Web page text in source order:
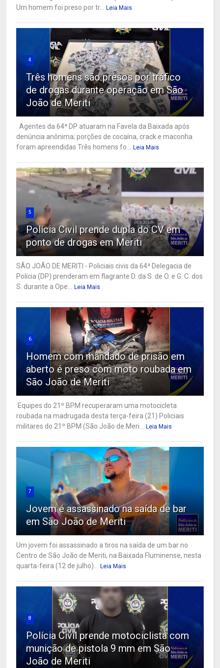
Um homem foi preso por tr... Leia Mais
4
Três homens são presos por tráfico
de drogas durante operação em São
João de Meriti
Agentes da 64ª DP atuaram na Favela da Baixada após
denúncia anônima; porções de cocaína, crack e maconha
foram apreendidas Três homens fo... Leia Mais
5
Polícia Civil prende dupla do CV em
ponto de drogas em Meriti
SÃO JOÃO DE MERITI - Policiais civis da 64ª Delegacia de
Polícia (DP) prenderam em flagrante D. da S. de O. e G. C. dos
S. durante a Ope... Leia Mais
6
Homem com mandado de prisão em
aberto é preso com moto roubada em
São João de Meriti
Equipes do 21º BPM recuperaram uma motocicleta
roubada na madrugada desta terça-feira (21) Policiais
militares do 21º BPM (São João de Meri... Leia Mais
7
Jovem é assassinado na saída de bar
em São João de Meriti
Um jovem foi assassinado a tiros na saída de um bar no
Centro de São João de Meriti, na Baixada Fluminense, nesta
quarta-feira (12 de julho)... Leia Mais
8
Polícia Civil prende motociclista com
munição de pistola 9 mm em São
João de Meriti